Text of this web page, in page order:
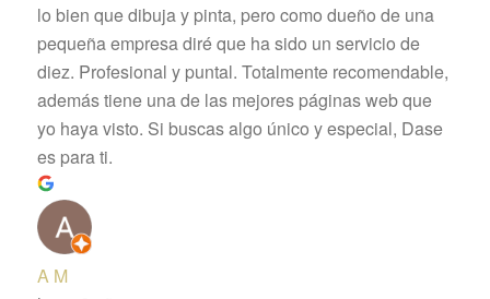
lo bien que dibuja y pinta, pero como dueño de una
pequeña empresa diré que ha sido un servicio de
diez. Profesional y puntal. Totalmente recomendable,
además tiene una de las mejores páginas web que
yo haya visto. Si buscas algo único y especial, Dase
es para ti.
A M